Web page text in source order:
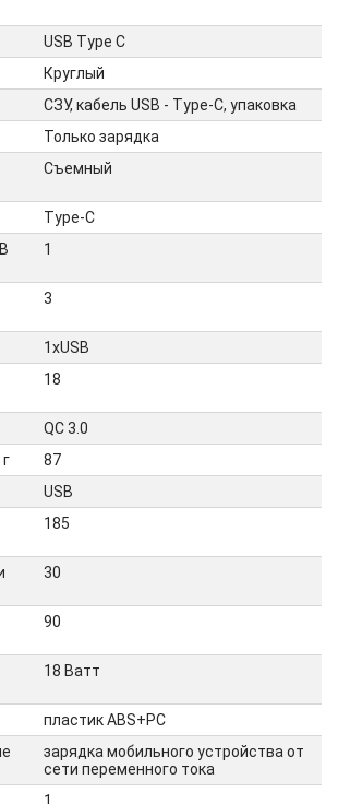
USB Type С
Круглый
СЗУ, кабель USB - Type-C, упаковка
Только зарядка
Cъемный
Type-C
1
3
1xUSB
18
QC 3.0
87
USB
185
30
90
18 Ватт
пластик ABS+PC
зарядка мобильного устройства от
сети переменного тока